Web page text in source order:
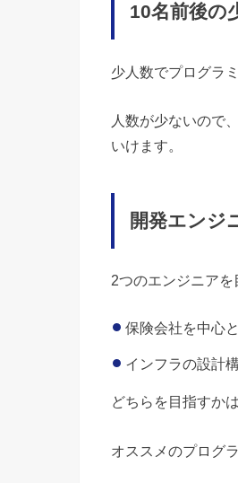
10名前後の
少人数でプログラ
人数が少ないので
いけます。
開発エンジ
2つのエンジニアを
保険会社を中心
インフラの設計
どちらを目指すか
オススメのプログ